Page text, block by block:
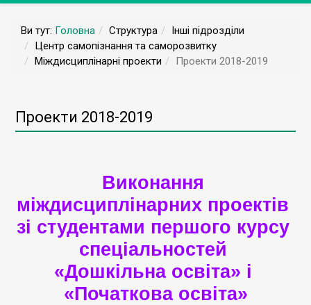
Ви тут: Головна Структура
Інші підрозділи
Центр самопізнання та саморозвитку
Міждисциплінарні проекти
Проекти 2018-2019
Проекти 2018-2019
Виконання
міждисциплінарних проектів
зі студентами першого курсу
спеціальностей
«Дошкільна освіта» і
«Початкова освіта»